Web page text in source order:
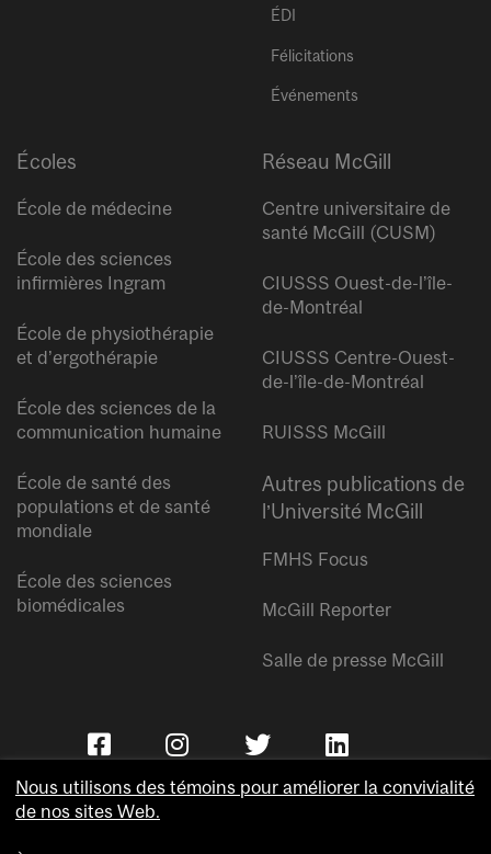
ÉDI
Félicitations
Événements
Écoles
École de médecine
École des sciences
infirmières Ingram
École de physiothérapie
et d’ergothérapie
École des sciences de la
communication humaine
École de santé des
populations et de santé
mondiale
École des sciences
biomédicales
Réseau McGill
Centre universitaire de
santé McGill (CUSM)
CIUSSS Ouest-de-l’île-
de-Montréal
CIUSSS Centre-Ouest-
de-l’île-de-Montréal
RUISSS McGill
Autres publications de
l’Université McGill
FMHS Focus
McGill Reporter
Salle de presse McGill
Nous utilisons des témoins pour améliorer la convivialité
de nos sites Web.